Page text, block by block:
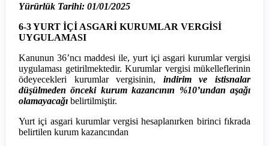
Yürürlük Tarihi: 01/01/2025
6-3 YURT İÇİ ASGARİ KURUMLAR VERGİSİ
UYGULAMASI
Kanunun 36’ncı maddesi ile, yurt içi asgari kurumlar vergisi
uygulaması getirilmektedir. Kurumlar vergisi mükelleflerinin
ödeyecekleri kurumlar vergisinin, indirim ve istisnalar
düşülmeden önceki kurum kazancının %10’undan aşağı
olamayacağı belirtilmiştir.
Yurt içi asgari kurumlar vergisi hesaplanırken birinci fıkrada
belirtilen kurum kazancından